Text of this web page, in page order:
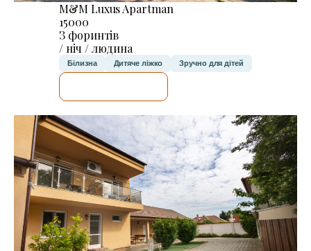
M&M Luxus Apartman
15000
З форинтів
/ ніч / людина
Білизна Дитяче ліжко Зручно для дітей